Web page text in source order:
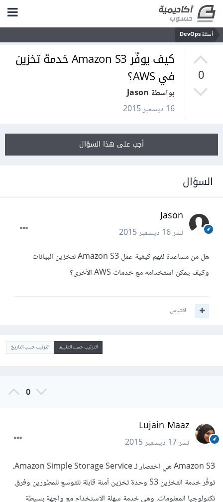
أسئلة DevOps
0
كيف يوفّر Amazon S3 خدمة تخزين
في AWS؟
بواسطة Jason
16 ديسمبر 2015
أجب على هذا السؤال
السؤال
Jason
نشر16 ديسمبر 2015
هل من مساعدة لفهم كيفية عمل Amazon S3 لتخزين البيانات
وكيف يمكن استخدامه مع خدمات AWS الأخرى؟
اقتباس
الترتيب حسب التقييم الترتيب حسب التاريخ
0
Lujain Maaz
نشر17 ديسمبر 2015
Amazon S3 هي اختصار لـ Amazon Simple Storage Service.
توفّر خدمة التخزين S3 وحدة تخزين آمنة قابلة للتوسع للمطورين وفرق
تكنولوجيا المعلومات. وهي خدمة سهلة الاستخدام مع واجهة بسيطة